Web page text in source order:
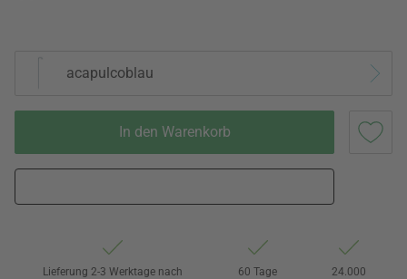
acapulcoblau
In den Warenkorb
Lieferung 2-3 Werktage nach
60 Tage
24.000